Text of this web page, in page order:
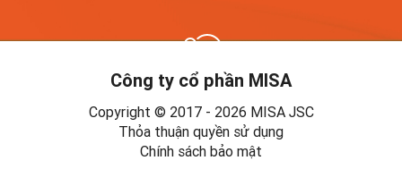
Diễn đàn
Công ty cổ phần MISA
Copyright © 2017 - 2026 MISA JSC
Thỏa thuận quyền sử dụng
Chính sách bảo mật